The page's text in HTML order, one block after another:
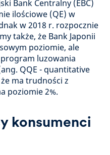
Bank Centralny (EBC)
ilościowe (QE) w
w 2018 r. rozpocznie
także, że Bank Japonii
poziomie, ale
luzowania
QQE - quantitative
ma trudności z
poziomie 2%.
konsumenci